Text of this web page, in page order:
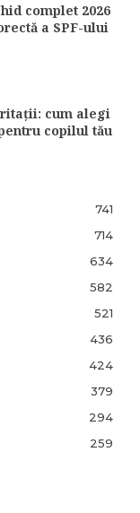
complet 2026
a SPF-ului
cum alegi
copilul tău
741
714
634
582
521
436
424
379
294
259